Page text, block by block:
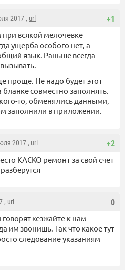
+1
2017 , url
всякой мелочевке
ущерба особого нет, а
язык. Раньше всегда
проще. Не надо будет этот
совместно заполнять.
то, обменялись данными,
заполнили в приложении.
+2
2017 , url
КАСКО ремонт за свой счет
0
, url
«езжайте к нам
им звонишь. Так что какое тут
следование указаниям